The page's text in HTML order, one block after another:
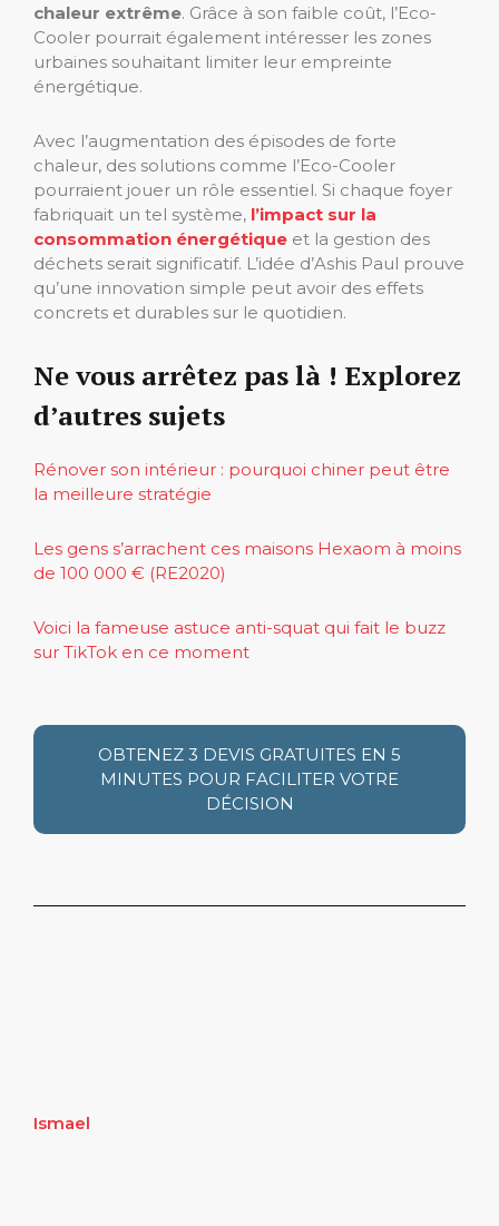
chaleur extrême. Grâce à son faible coût, l’Eco-
Cooler pourrait également intéresser les zones
urbaines souhaitant limiter leur empreinte
énergétique.
Avec l’augmentation des épisodes de forte
chaleur, des solutions comme l’Eco-Cooler
pourraient jouer un rôle essentiel. Si chaque foyer
fabriquait un tel système, l’impact sur la
consommation énergétique et la gestion des
déchets serait significatif. L’idée d’Ashis Paul prouve
qu’une innovation simple peut avoir des effets
concrets et durables sur le quotidien.
Ne vous arrêtez pas là ! Explorez
d’autres sujets
Rénover son intérieur : pourquoi chiner peut être
la meilleure stratégie
Les gens s’arrachent ces maisons Hexaom à moins
de 100 000 € (RE2020)
Voici la fameuse astuce anti-squat qui fait le buzz
sur TikTok en ce moment
OBTENEZ 3 DEVIS GRATUITES EN 5
MINUTES POUR FACILITER VOTRE
DÉCISION
Ismael